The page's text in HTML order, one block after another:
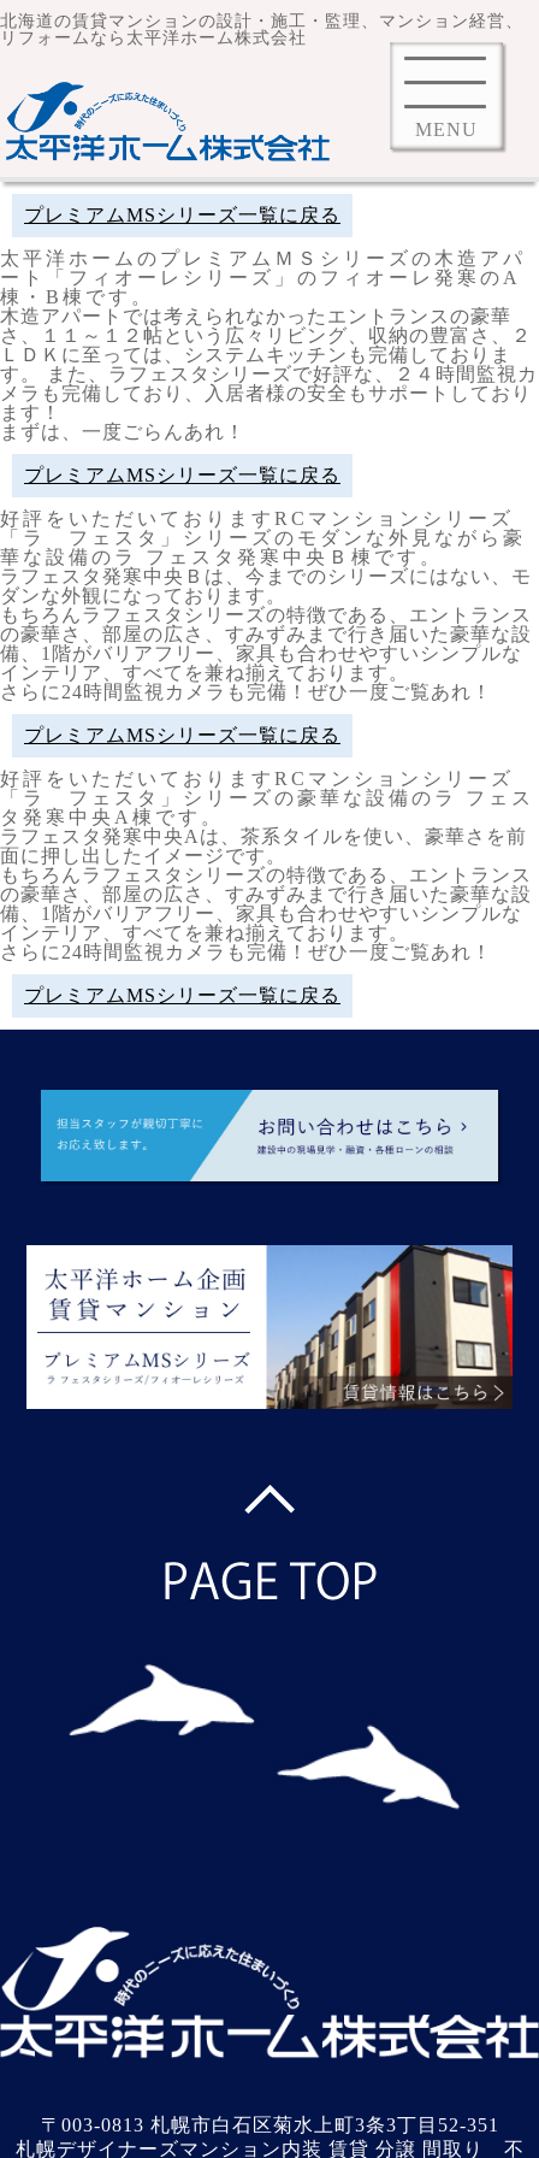
北海道の賃貸マンションの設計・施工・監理、マンション経営、
リフォームなら太平洋ホーム株式会社
MENU
プレミアムMSシリーズ一覧に戻る
太平洋ホームのプレミアムＭＳシリーズの木造アパ
ート「フィオーレシリーズ」のフィオーレ発寒のA
棟・B棟です。
木造アパートでは考えられなかったエントランスの豪華
さ、１１～１２帖という広々リビング、収納の豊富さ、２
ＬＤＫに至っては、システムキッチンも完備しておりま
す。 また、ラフェスタシリーズで好評な、２４時間監視カ
メラも完備しており、入居者様の安全もサポートしており
ます！
まずは、一度ごらんあれ！
プレミアムMSシリーズ一覧に戻る
好評をいただいておりますRCマンションシリーズ
「ラ フェスタ」シリーズのモダンな外見ながら豪
華な設備のラ フェスタ発寒中央Ｂ棟です。
ラフェスタ発寒中央Ｂは、今までのシリーズにはない、モ
ダンな外観になっております。
もちろんラフェスタシリーズの特徴である、エントランス
の豪華さ、部屋の広さ、すみずみまで行き届いた豪華な設
備、1階がバリアフリー、家具も合わせやすいシンプルな
インテリア、すべてを兼ね揃えております。
さらに24時間監視カメラも完備！ぜひ一度ご覧あれ！
プレミアムMSシリーズ一覧に戻る
好評をいただいておりますRCマンションシリーズ
「ラ フェスタ」シリーズの豪華な設備のラ フェス
タ発寒中央A棟です。
ラフェスタ発寒中央Aは、茶系タイルを使い、豪華さを前
面に押し出したイメージです。
もちろんラフェスタシリーズの特徴である、エントランス
の豪華さ、部屋の広さ、すみずみまで行き届いた豪華な設
備、1階がバリアフリー、家具も合わせやすいシンプルな
インテリア、すべてを兼ね揃えております。
さらに24時間監視カメラも完備！ぜひ一度ご覧あれ！
プレミアムMSシリーズ一覧に戻る
〒003-0813 札幌市白石区菊水上町3条3丁目52-351
札幌デザイナーズマンション内装 賃貸 分譲 間取り 不